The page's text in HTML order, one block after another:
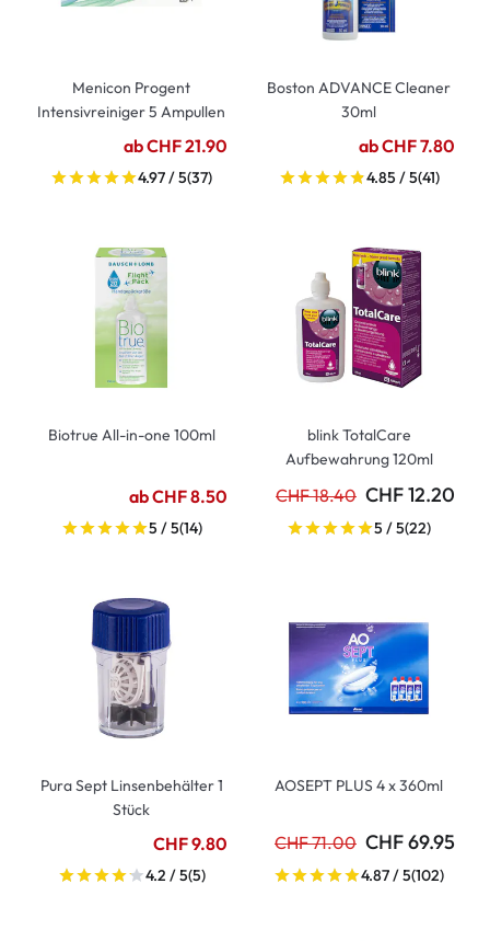
Menicon Progent
Intensivreiniger 5 Ampullen
ab CHF 21.90
4.97 / 5(37)
Boston ADVANCE Cleaner
30ml
ab CHF 7.80
4.85 / 5(41)
Biotrue All-in-one 100ml
ab CHF 8.50
5 / 5(14)
blink TotalCare
Aufbewahrung 120ml
CHF 18.40 CHF 12.20
5 / 5(22)
Pura Sept Linsenbehälter 1
Stück
CHF 9.80
4.2 / 5(5)
AOSEPT PLUS 4 x 360ml
CHF 71.00 CHF 69.95
4.87 / 5(102)